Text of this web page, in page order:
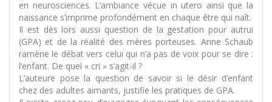
en neurosciences. L’ambiance vécue in utero ainsi que la
naissance s’imprime profondément en chaque être qui naît.
Il est dès lors aussi question de la gestation pour autrui
(GPA) et de la réalité des mères porteuses. Anne Schaub
ramène le débat vers celui qui n’a pas de voix pour se dire :
l’enfant. De quel « cri » s’agit-il ?
L’auteure pose la question de savoir si le désir d’enfant
chez des adultes aimants, justifie les pratiques de GPA.